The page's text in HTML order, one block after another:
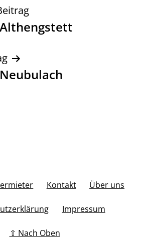
Kontakt Über uns
Impressum
⇧ Nach Oben